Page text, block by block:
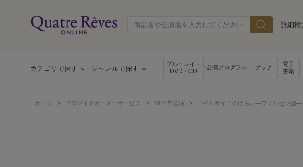
詳細検
カテゴリで探す ジャンルで探す
ブルーレイ・
DVD・CD
公演プログラム ブック
電子
書籍
ホーム > ブロマイドオーダーサービス > 2024年公演 > 『ベルサイユのばら』―フェルゼン編―